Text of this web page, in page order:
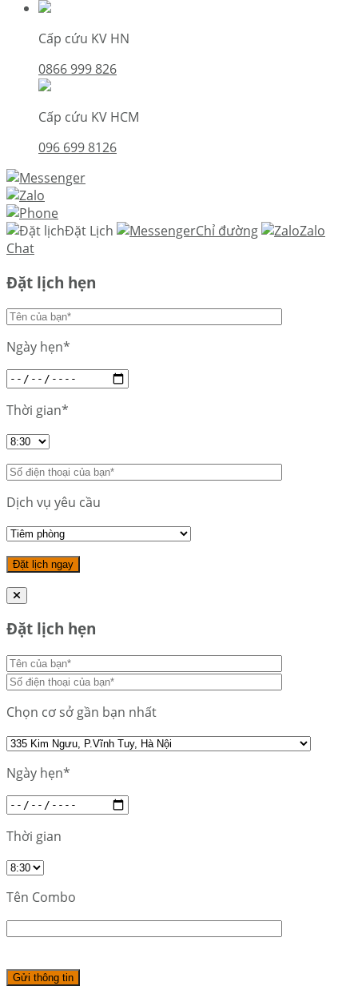
Cấp cứu KV HN
0866 999 826
Cấp cứu KV HCM
096 699 8126
Đặt Lịch Chỉ đường
Zalo
Chat
Đặt lịch hẹn
Ngày hẹn*
Thời gian*
Dịch vụ yêu cầu
Đặt lịch hẹn
Chọn cơ sở gần bạn nhất
Ngày hẹn*
Thời gian
Tên Combo